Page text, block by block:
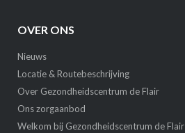
OVER ONS
Nieuws
Locatie & Routebeschrijving
Over Gezondheidscentrum de Flair
Ons zorgaanbod
Welkom bij Gezondheidscentrum de Flair